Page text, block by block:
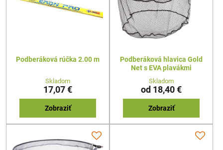
Podberáková rúčka 2.00 m
Skladom
17,07 €
Zobraziť
Podberáková hlavica Gold
Net s EVA plavákmi
Skladom
od 18,40 €
Zobraziť